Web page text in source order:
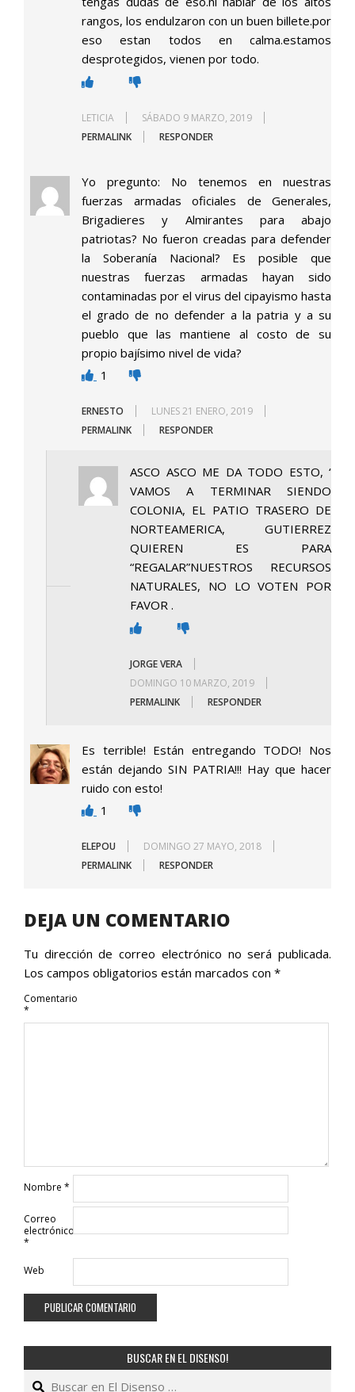
rangos, los endulzaron con un buen billete.por
eso estan todos en calma.estamos
desprotegidos, vienen por todo.
LETICIA
SÁBADO 9 MARZO, 2019
PERMALINK
RESPONDER
Yo pregunto: No tenemos en nuestras
fuerzas armadas oficiales de Generales,
Brigadieres y Almirantes para abajo
patriotas? No fueron creadas para defender
la Soberanía Nacional? Es posible que
nuestras fuerzas armadas hayan sido
contaminadas por el virus del cipayismo hasta
el grado de no defender a la patria y a su
pueblo que las mantiene al costo de su
propio bajísimo nivel de vida?
1
ERNESTO
LUNES 21 ENERO, 2019
PERMALINK
RESPONDER
ASCO ASCO ME DA TODO ESTO, ‘
VAMOS A TERMINAR SIENDO
COLONIA, EL PATIO TRASERO DE
NORTEAMERICA, GUTIERREZ
QUIEREN ES PARA
“REGALAR”NUESTROS RECURSOS
NATURALES, NO LO VOTEN POR
FAVOR .
JORGE VERA
DOMINGO 10 MARZO, 2019
PERMALINK
RESPONDER
Es terrible! Están entregando TODO! Nos
están dejando SIN PATRIA!!! Hay que hacer
ruido con esto!
1
ELEPOU
DOMINGO 27 MAYO, 2018
PERMALINK
RESPONDER
DEJA UN COMENTARIO
Tu dirección de correo electrónico no será publicada.
Los campos obligatorios están marcados con *
Comentario
*
Nombre *
Correo
electrónico
*
Web
BUSCAR EN EL DISENSO!
Buscar